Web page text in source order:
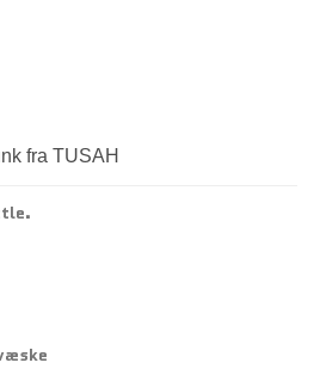
fra TUSAH